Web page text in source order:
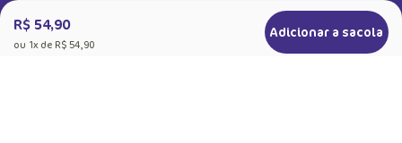
R$ 54,90
ou 1x de R$ 54,90
Adicionar a sacola